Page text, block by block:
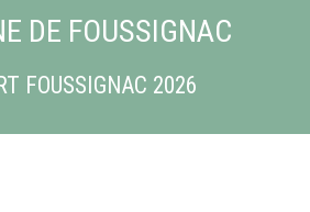
DE FOUSSIGNAC
FOUSSIGNAC 2026